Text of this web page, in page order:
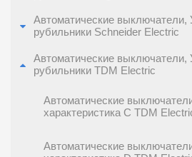
Автоматические выключатели,
рубильники Schneider Electric
Автоматические выключатели,
рубильники TDM Electric
Автоматические
характеристика C TDM
Автоматические